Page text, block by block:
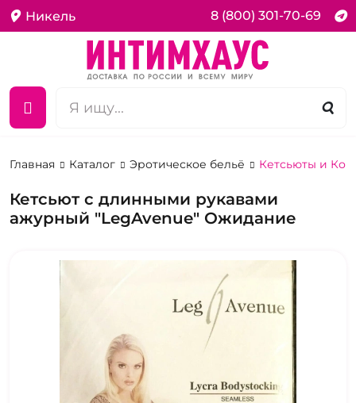
Никель 8 (800) 301-70-69
Главная Каталог Эротическое бельё Кетсьюты и
Кетсьют с длинными рукавами
ажурный "LegAvenue" Ожидание